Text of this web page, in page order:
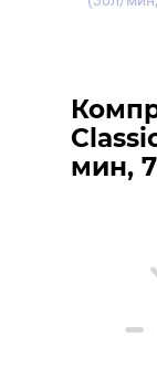
мин,